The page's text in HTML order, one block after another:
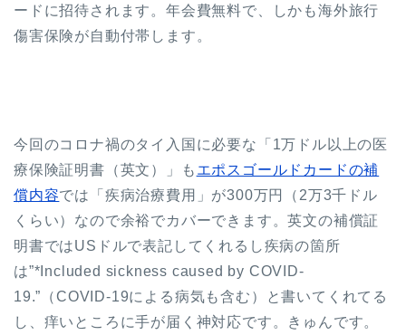
ードに招待されます。年会費無料で、しかも海外旅行
傷害保険が自動付帯します。
今回のコロナ禍のタイ入国に必要な「1万ドル以上の医
療保険証明書（英文）」も エポスゴールドカードの補
償内容では「疾病治療費用」が300万円（2万3千ドル
くらい）なので余裕でカバーできます。英文の補償証
明書ではUSドルで表記してくれるし疾病の箇所
は”*Included sickness caused by COVID-
19.”（COVID-19による病気も含む）と書いてくれてる
し、痒いところに手が届く神対応です。きゅんです。